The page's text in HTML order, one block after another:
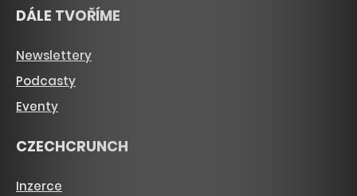
DÁLE TVOŘÍME
Newslettery
Podcasty
Eventy
CZECHCRUNCH
Inzerce